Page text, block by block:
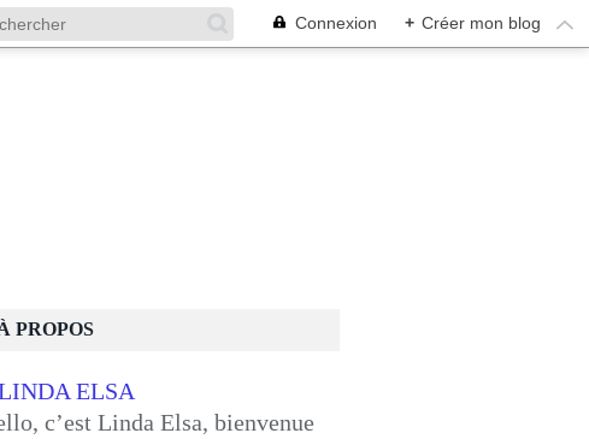
Connexion + Créer mon blog
PROPOS
c’est Linda Elsa, bienvenue